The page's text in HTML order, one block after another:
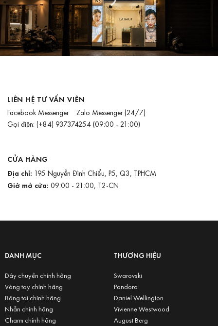
LIÊN HỆ TƯ VẤN VIÊN
Facebook Messenger Zalo Messenger(24/7)
Gọi điện: (+84) 937374254(09:00 - 21:00)
CỬA HÀNG
Địa chỉ: 195 Nguyễn Đình Chiểu, P5, Q3, TPHCM
Giờ mở cửa: 09:00 - 21:00, T2-CN
DANH MỤC
Dây chuyền chính hãng
Vòng tay chính hãng
Bông tai chính hãng
Nhẫn chính hãng
Charm chính hãng
THƯƠNG HIỆU
Swarovski
Pandora
Daniel Wellington
Vivienne Westwood
August Berg